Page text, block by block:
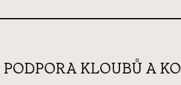
PODPORA KLOUBŮ A